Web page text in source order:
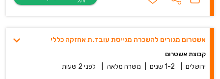
אשטרום מגורים להשכרה מגייסת עובד.ת אחזקה כללי
קבוצת אשטרום
ירושלים 1-2 שנים משרה מלאה לפני 2 שעות